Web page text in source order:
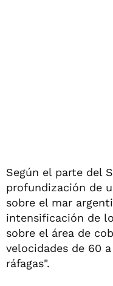
Según el parte del
profundización de
sobre el mar
intensificación de
sobre el área de
velocidades de 60
ráfagas".